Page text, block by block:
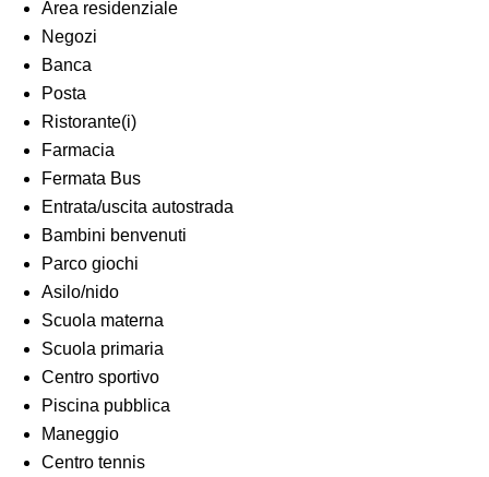
Area residenziale
Negozi
Banca
Posta
Ristorante(i)
Farmacia
Fermata Bus
Entrata/uscita autostrada
Bambini benvenuti
Parco giochi
Asilo/nido
Scuola materna
Scuola primaria
Centro sportivo
Piscina pubblica
Maneggio
Centro tennis